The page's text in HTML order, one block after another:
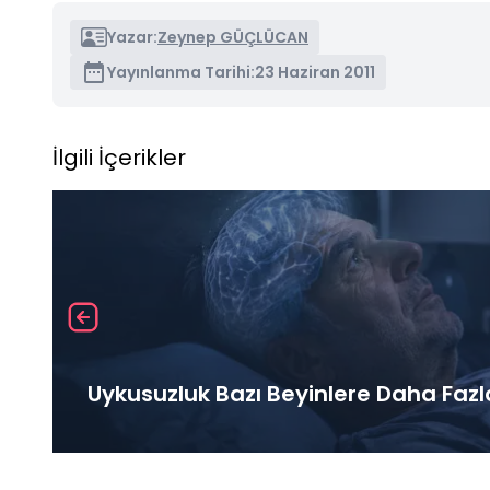
Yazar:Zeynep GÜÇLÜCAN
Yayınlanma Tarihi:23 Haziran 2011
İlgili İçerikler
Uykusuzluk Bazı Beyinlere Daha